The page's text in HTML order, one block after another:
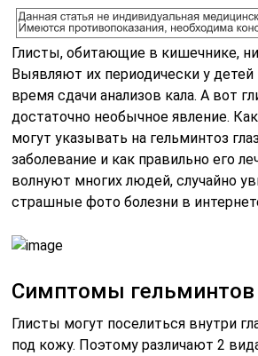
Глисты, обитающие в кишечнике,
Выявляют их периодически у
время сдачи анализов кала. А вот
достаточно необычное явление.
могут указывать на гельминтоз
заболевание и как правильно его
волнуют многих людей, случайно
страшные фото болезни в
Симптомы гельминтов
Глисты могут поселиться внутри
под кожу. Поэтому различают 2